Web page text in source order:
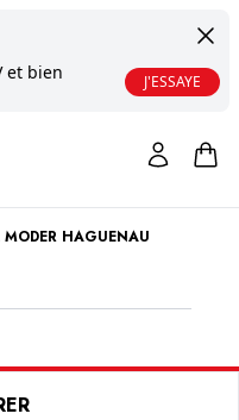
et bien
J'ESSAYE
HAGUENAU